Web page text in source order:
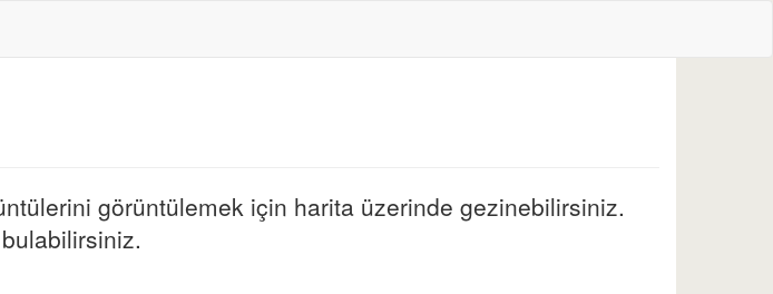
görüntülemek için harita üzerinde gezinebilirsiniz.